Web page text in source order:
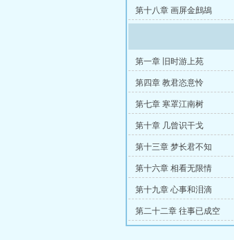
第十八章 画屏金鷓鴣
第一章 旧时游上苑
第四章 教君恣意怜
第七章 寒罩江南树
第十章 几曾识干戈
第十三章 梦长君不知
第十六章 相看无限情
第十九章 心事和泪滴
第二十二章 往事已成空